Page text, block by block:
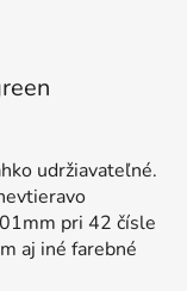
udržiavateľné.
pri 42 čísle
aj iné farebné